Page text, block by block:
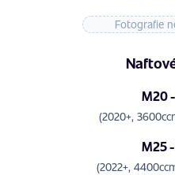
Fotografie
M20
(2020+,
M25
(2022+,